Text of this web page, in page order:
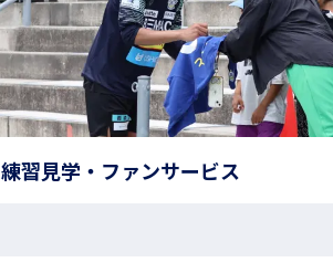
練習見学・ファンサービス